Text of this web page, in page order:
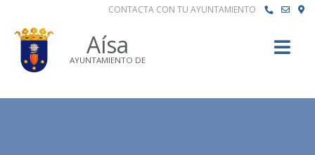
CONTACTA CON TU AYUNTAMIENTO
Aísa
AYUNTAMIENTO DE